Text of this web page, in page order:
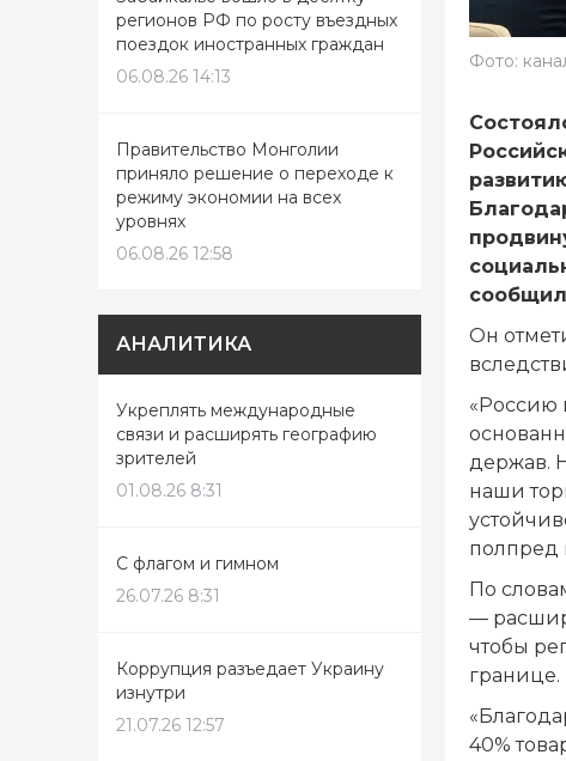
регионов РФ по росту въездных
поездок иностранных граждан
06.08.26 14:13
Правительство Монголии
приняло решение о переходе к
режиму экономии на всех
уровнях
06.08.26 12:58
АНАЛИТИКА
Укреплять международные
связи и расширять географию
зрителей
01.08.26 8:31
С флагом и гимном
26.07.26 8:31
Коррупция разъедает Украину
изнутри
21.07.26 12:57
Фото:
Он
«Россию
держав.
наши
полпред
По
—
чтобы
границе.
40%